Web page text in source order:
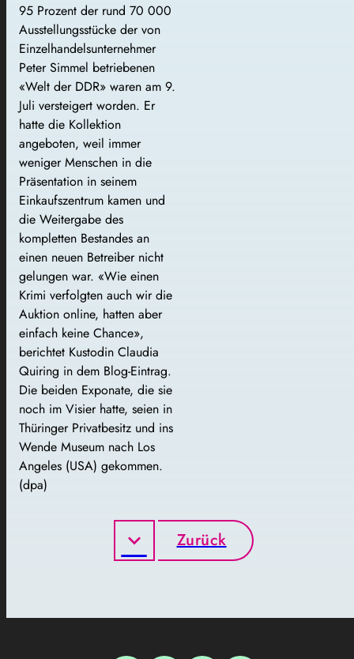
95 Prozent der rund 70 000
Ausstellungsstücke der von
Einzelhandelsunternehmer
Peter Simmel betriebenen
«Welt der DDR» waren am 9.
Juli versteigert worden. Er
hatte die Kollektion
angeboten, weil immer
weniger Menschen in die
Präsentation in seinem
Einkaufszentrum kamen und
die Weitergabe des
kompletten Bestandes an
einen neuen Betreiber nicht
gelungen war. «Wie einen
Krimi verfolgten auch wir die
Auktion online, hatten aber
einfach keine Chance»,
berichtet Kustodin Claudia
Quiring in dem Blog-Eintrag.
Die beiden Exponate, die sie
noch im Visier hatte, seien in
Thüringer Privatbesitz und ins
Wende Museum nach Los
Angeles (USA) gekommen.
(dpa)
Zurück